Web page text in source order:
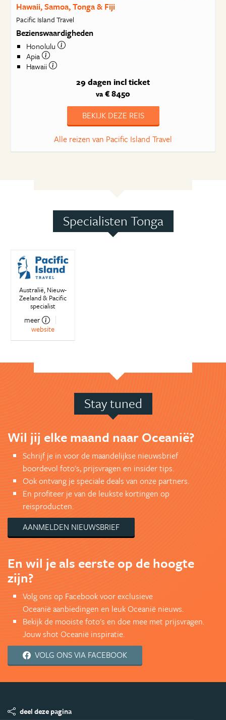
Hawaii, Samoa, Tonga & Fiji
Pacific Island Travel
Bezienswaardigheden
Honolulu
Apia
Hawaii
29 dagen incl ticket
va € 8450
BEKIJK DEZE REIS
Alle reizen van Pacific Island Travel
Specialisten Tonga
Australië, Nieuw-
Zeeland & Pacific
specialist
meer
website
Stay tuned
Wil jij elke maand naar Oceanië?
Schrijf je in voor de maandelijkse nieuwsbrief
boordevol foto's, prijsvragen en insider tips.
Ook ontvang je speciale deals van onze partners.
En profiteer je van de leukste kortingen op
reisproducten.
AANMELDEN NIEUWSBRIEF
En wil je als eerste op de hoogte
zijn?
Volg ons op Facebook voor exclusieve
Oceanië aanbiedingen en leuk Oceanië nieuws.
Bekijk de mooiste foto's en doe mee met prijsvragen.
Jouw shot Oceanië inspiratie.
VOLG ONS VIA FACEBOOK
deel deze pagina